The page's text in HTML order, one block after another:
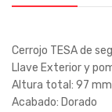
Cerrojo TESA de
Llave Exterior y
Altura total: 97
Acabado: Dorado